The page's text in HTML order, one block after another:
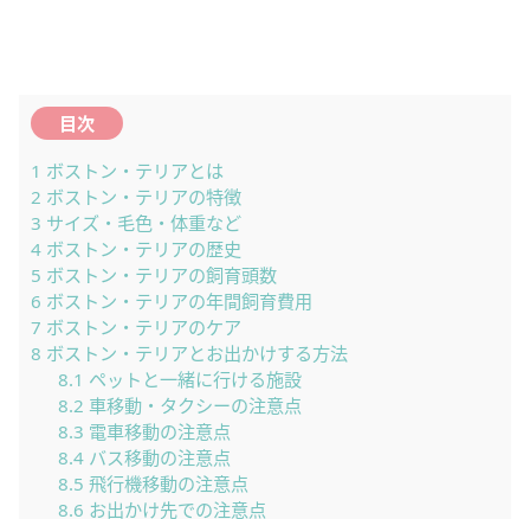
目次
1 ボストン・テリアとは
2 ボストン・テリアの特徴
3 サイズ・毛色・体重など
4 ボストン・テリアの歴史
5 ボストン・テリアの飼育頭数
6 ボストン・テリアの年間飼育費用
7 ボストン・テリアのケア
8 ボストン・テリアとお出かけする方法
8.1 ペットと一緒に行ける施設
8.2 車移動・タクシーの注意点
8.3 電車移動の注意点
8.4バス移動の注意点
8.5 飛行機移動の注意点
8.6 お出かけ先での注意点